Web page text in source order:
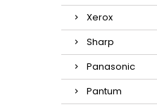
Xerox
Sharp
Panasonic
Pantum